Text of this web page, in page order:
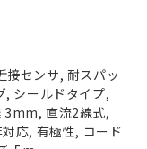
接センサ, 耐スパッ
, シールドタイプ,
3mm, 直流2線式,
応, 有極性, コード